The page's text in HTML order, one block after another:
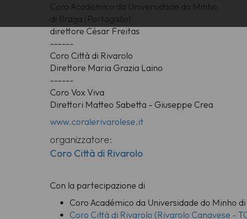
Coro Académico da Universidade do Minho
di Braga (Portogallo)
direttore César Freitas
------
Coro Città di Rivarolo
Direttore Maria Grazia Laino
------
Coro Vox Viva
Direttori Matteo Sabetta - Giuseppe Crea
www.coralerivarolese.it
organizzatore:
Coro Città di Rivarolo
Con la partecipazione di
Coro Académico da Universidade do Minho
Coro Città di Rivarolo (Rivarolo Canavese -